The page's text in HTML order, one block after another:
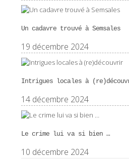
Un cadavre trouvé à Semsales
19 décembre 2024
Intrigues locales à
14 décembre 2024
Le crime lui va si bien …
10 décembre 2024